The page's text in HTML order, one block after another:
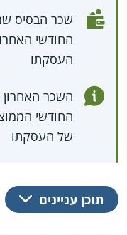
שכר הבסיס
החודשי
העסקתו
השכר האחרון
של העסקתו
תוכן עניינים